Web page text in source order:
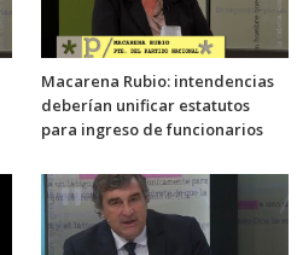
Macarena Rubio: intendencias
deberían unificar estatutos
para ingreso de funcionarios